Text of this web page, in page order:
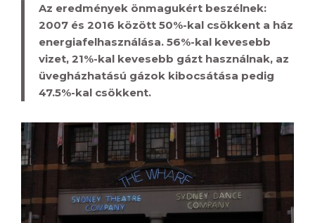
Az eredmények önmagukért beszélnek:
2007 és 2016 között 50%-kal csökkent a ház
energiafelhasználása. 56%-kal kevesebb
vizet, 21%-kal kevesebb gázt használnak, az
üvegházhatású gázok kibocsátása pedig
47.5%-kal csökkent.